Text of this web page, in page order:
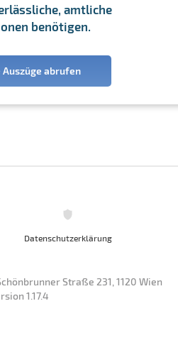
amtliche
benötigen.
abrufen
Datenschutzerklärung
Straße 231, 1120 Wien
1.17.4